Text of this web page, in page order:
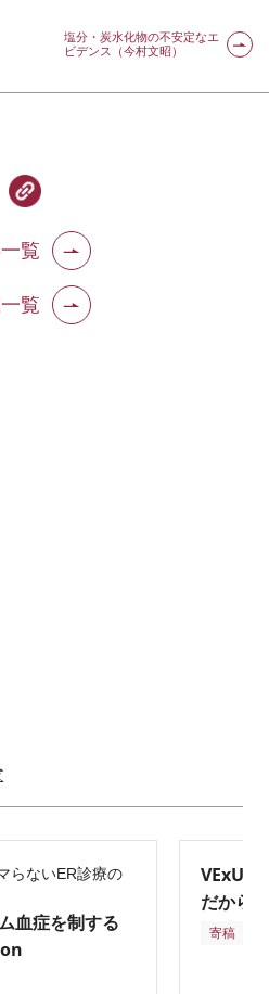
塩分・炭水化物の不安定なエ
ビデンス（今村文昭）
覧
覧
らないER診療の
血症を制する
VExUS
だから
寄稿